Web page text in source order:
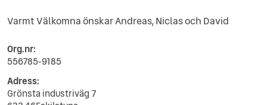
Varmt Välkomna önskar Andreas, Niclas och David
Org.nr:
556785-9185
Adress:
Grönsta industriväg 7